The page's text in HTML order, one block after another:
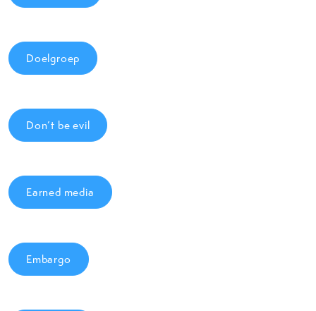
Doelgroep
Don’t be evil
Earned media
Embargo